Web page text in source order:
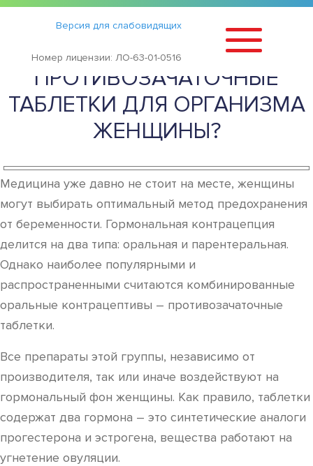
Версия для слабовидящих
Номер лицензии: ЛО-63-01-0516
Статьи ›
ВРЕДНЫ ЛИ
ПРОТИВОЗАЧАТОЧНЫЕ
ТАБЛЕТКИ ДЛЯ ОРГАНИЗМА
ЖЕНЩИНЫ?
Медицина уже давно не стоит на месте, женщины
могут выбирать оптимальный метод предохранения
от беременности. Гормональная контрацепция
делится на два типа: оральная и парентеральная.
Однако наиболее популярными и
распространенными считаются комбинированные
оральные контрацептивы – противозачаточные
таблетки.
Все препараты этой группы, независимо от
производителя, так или иначе воздействуют на
гормональный фон женщины. Как правило, таблетки
содержат два гормона – это синтетические аналоги
прогестерона и эстрогена, вещества работают на
угнетение овуляции.